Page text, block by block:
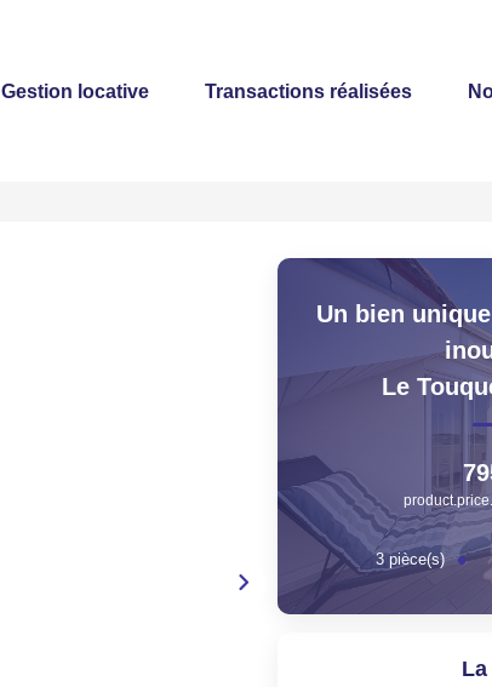
Gestion locative Transactions réalisées
Un bien
Le
3pièce(s)